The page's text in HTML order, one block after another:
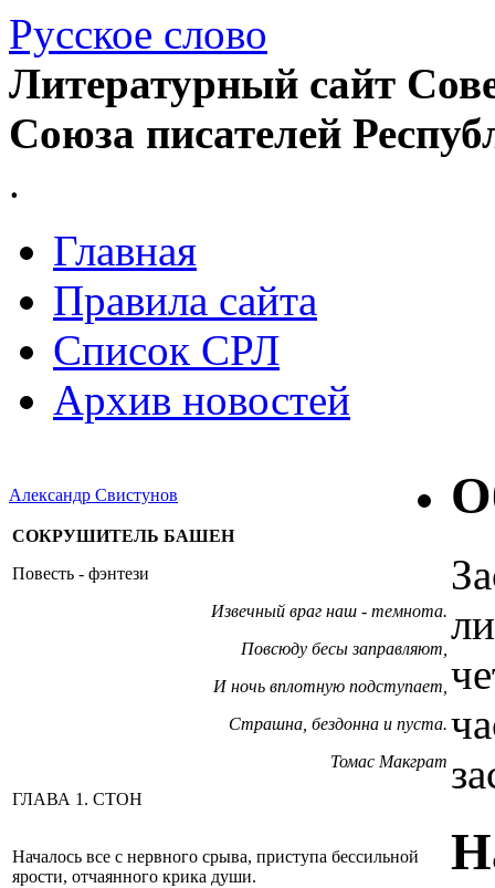
Русское слово
Литературный сайт
Союза писателей
.
Главная
Правила сайта
Список СРЛ
Архив новостей
Александр Свистунов
СОКРУШИТЕЛЬ БАШЕН
Повесть - фэнтези
Извечный враг наш - темнота.
Повсюду бесы заправляют,
И ночь вплотную подступает,
Страшна, бездонна и пуста.
Томас Макграт
ГЛАВА 1. СТОН
Началось все с нервного срыва, приступа бессильной
ярости, отчаянного крика души.